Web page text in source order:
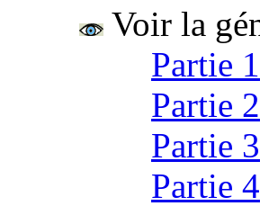
Voir la
Partie 1
Partie 2
Partie 3
Partie 4